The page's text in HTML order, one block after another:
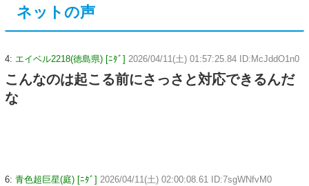
ネットの声
4: エイベル2218(徳島県) [ﾆﾀﾞ] 2026/04/11(土) 01:57:25.84 ID:McJddO1n0
こんなのは起こる前にさっさと対応できるんだ
な
6: 青色超巨星(庭) [ﾆﾀﾞ] 2026/04/11(土) 02:00:08.61 ID:7sgWNfvM0